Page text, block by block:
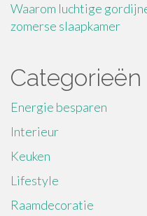
Waarom luchtige
zomerse slaapkamer
Categorieën
Energie besparen
Interieur
Keuken
Lifestyle
Raamdecoratie